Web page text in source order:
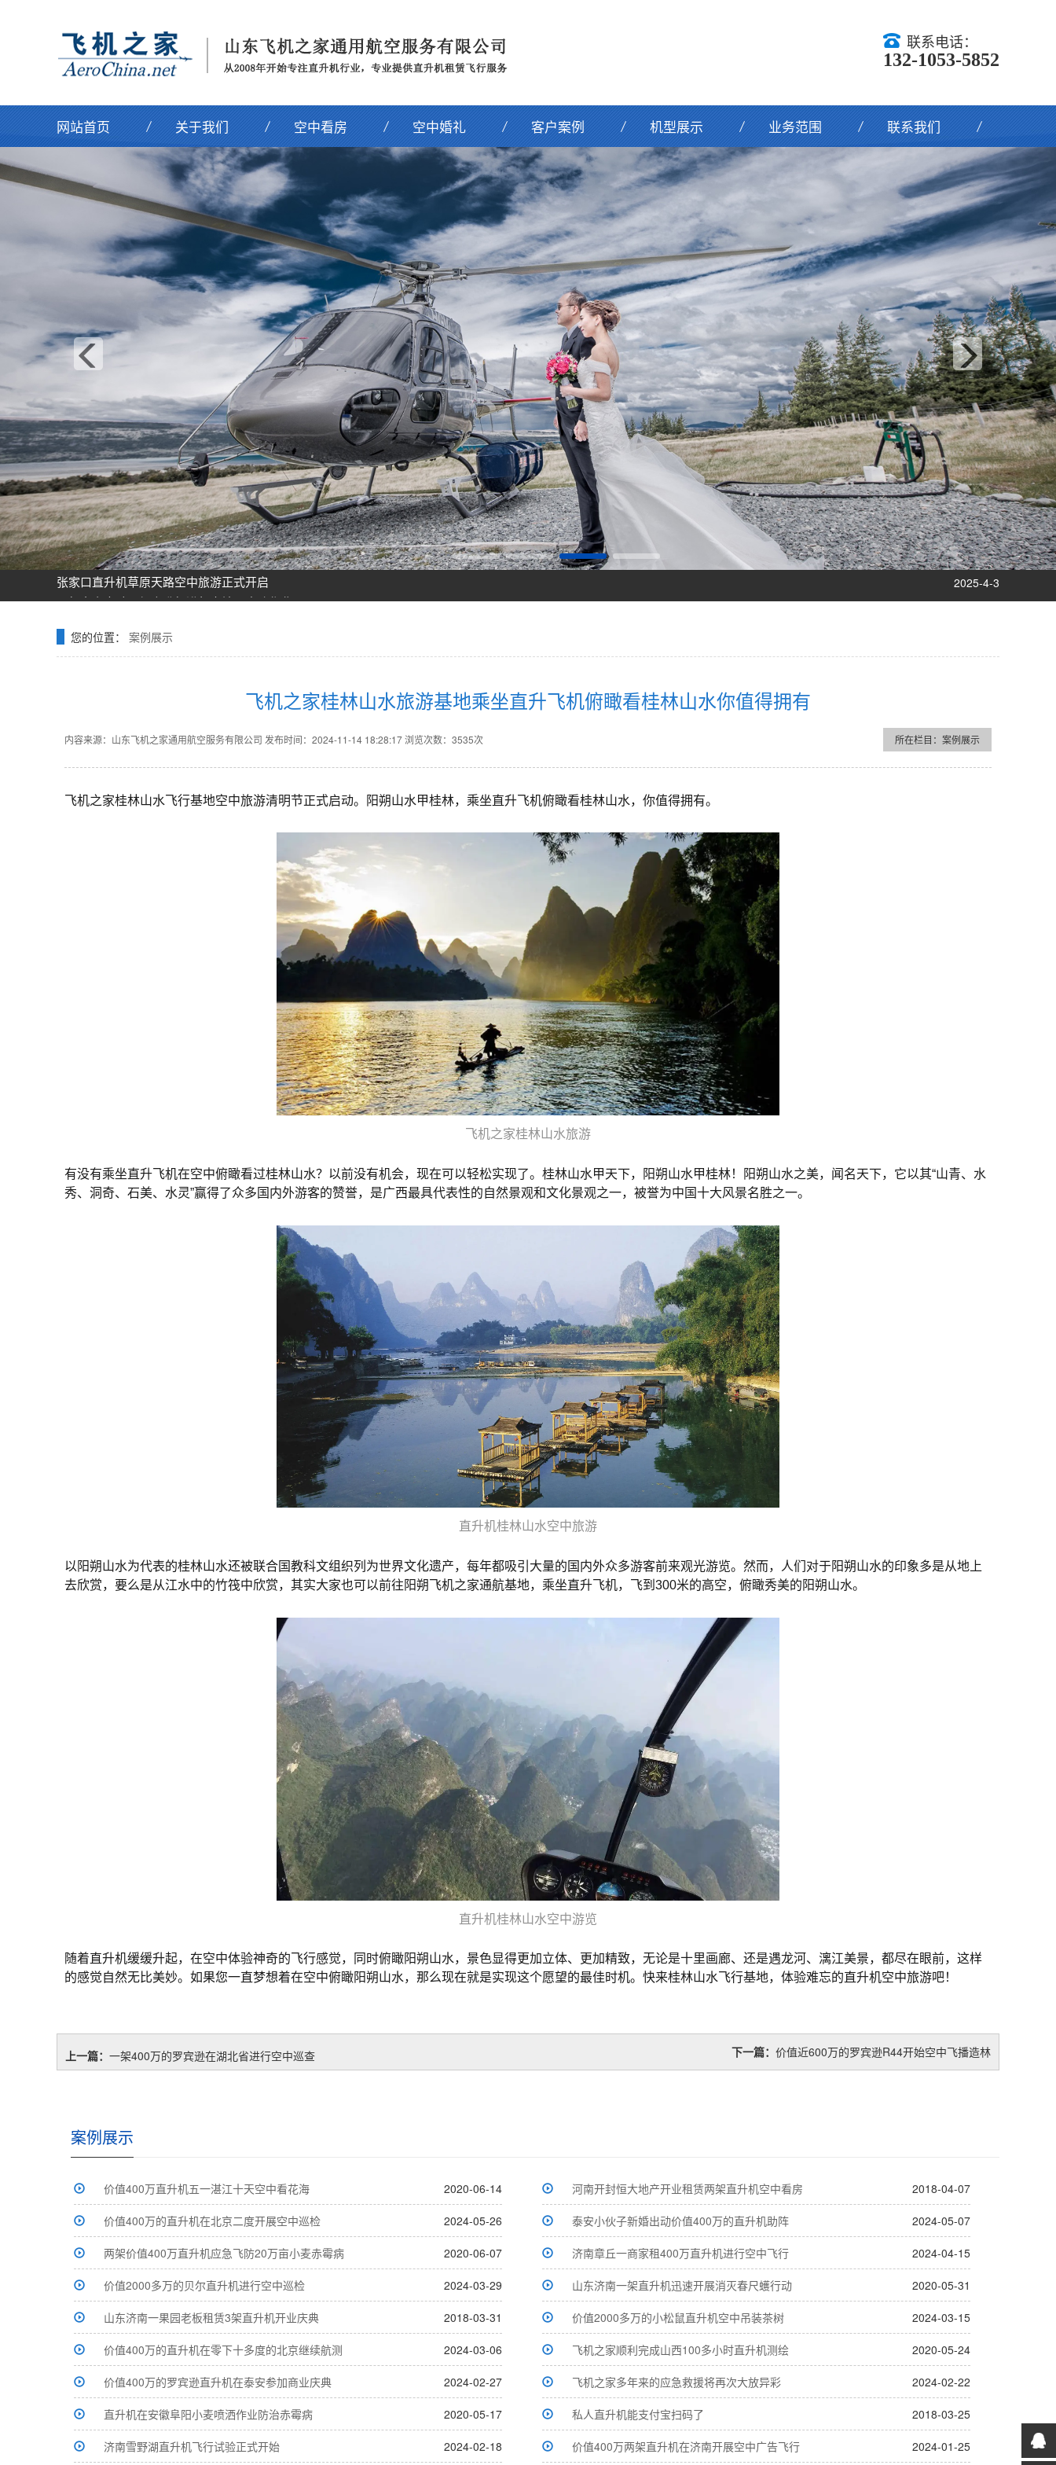
联系电话：
132-1053-5852
网站首页 关于我们 空中看房 空中婚礼 客户案例 机型展示 业务范围 联系我们
2024-10-15
飞机之家龙虎山清明节踏青之旅正式开启
2025-12-5
飞机之家空中广告引爆山西吕梁中阳县上空
2025-9-12
飞机之家集团正式签约独家承包运营新疆玉其塔什景区，打造低空旅游新标杆！
2025-8-12
阳泉一架价值500多万的红色罗宾逊直升机开展静展活动
2025-5-10
济南一小伙新婚现场，租价值500多万的直升机助阵
2025-4-3
张家口直升机草原天路空中旅游正式开启
2025-2-25
飞机之家出动三架直升机进行大地区农喷作业
2025-1-8
价值近600万的罗宾逊R44开始空中飞播造林
飞机之家桂林山水旅游基地乘坐直升飞机俯瞰看桂林山水你值得拥有
2024-10-15
飞机之家龙虎山清明节踏青之旅正式开启
您的位置： 案例展示
飞机之家桂林山水旅游基地乘坐直升飞机俯瞰看桂林山水你值得拥有
内容来源：山东飞机之家通用航空服务有限公司 发布时间：2024-11-14 18:28:17浏览次数：3535次 所在栏目：案例展示
飞机之家桂林山水飞行基地空中旅游清明节正式启动。阳朔山水甲桂林，乘坐直升飞机俯瞰看桂林山水，你值得拥有。
飞机之家桂林山水旅游
有没有乘坐直升飞机在空中俯瞰看过桂林山水？以前没有机会，现在可以轻松实现了。桂林山水甲天下，阳朔山水甲桂林！阳朔山水之美，闻名天下，它以其“山青、水
秀、洞奇、石美、水灵”赢得了众多国内外游客的赞誉，是广西最具代表性的自然景观和文化景观之一，被誉为中国十大风景名胜之一。
直升机桂林山水空中旅游
以阳朔山水为代表的桂林山水还被联合国教科文组织列为世界文化遗产，每年都吸引大量的国内外众多游客前来观光游览。然而，人们对于阳朔山水的印象多是从地上
去欣赏，要么是从江水中的竹筏中欣赏，其实大家也可以前往阳朔飞机之家通航基地，乘坐直升飞机，飞到300米的高空，俯瞰秀美的阳朔山水。
直升机桂林山水空中游览
随着直升机缓缓升起，在空中体验神奇的飞行感觉，同时俯瞰阳朔山水，景色显得更加立体、更加精致，无论是十里画廊、还是遇龙河、漓江美景，都尽在眼前，这样
的感觉自然无比美妙。如果您一直梦想着在空中俯瞰阳朔山水，那么现在就是实现这个愿望的最佳时机。快来桂林山水飞行基地，体验难忘的直升机空中旅游吧！
上一篇： 一架400万的罗宾逊在湖北省进行空中巡查 下一篇： 价值近600万的罗宾逊R44开始空中飞播造林
案例展示
价值400万直升机五一湛江十天空中看花海 2020-06-14 河南开封恒大地产开业租赁两架直升机空中看房 2018-04-07
价值400万的直升机在北京二度开展空中巡检 2024-05-26 泰安小伙子新婚出动价值400万的直升机助阵 2024-05-07
两架价值400万直升机应急飞防20万亩小麦赤霉病 2020-06-07 济南章丘一商家租400万直升机进行空中飞行 2024-04-15
价值2000多万的贝尔直升机进行空中巡检 2024-03-29 山东济南一架直升机迅速开展消灭春尺蠖行动 2020-05-31
山东济南一果园老板租赁3架直升机开业庆典 2018-03-31 价值2000多万的小松鼠直升机空中吊装茶树 2024-03-15
价值400万的直升机在零下十多度的北京继续航测 2024-03-06 飞机之家顺利完成山西100多小时直升机测绘 2020-05-24
价值400万的罗宾逊直升机在泰安参加商业庆典 2024-02-27 飞机之家多年来的应急救援将再次大放异彩 2024-02-22
直升机在安徽阜阳小麦喷洒作业防治赤霉病 2020-05-17 私人直升机能支付宝扫码了 2018-03-25
济南雪野湖直升机飞行试验正式开始 2024-02-18 价值400万两架直升机在济南开展空中广告飞行 2024-01-25